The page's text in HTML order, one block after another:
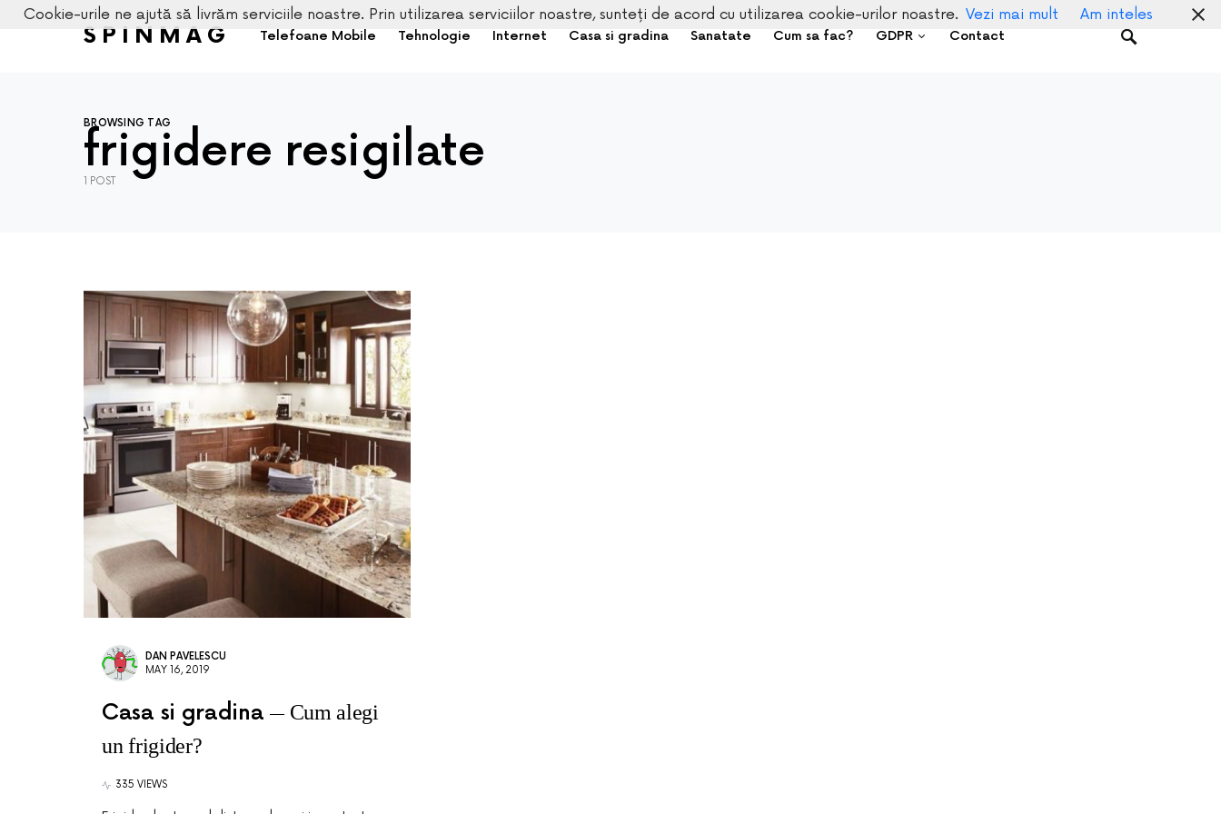
SPINMAG Telefoane Mobile Tehnologie Internet Casa si gradina Sanatate Cum sa fac? GDPR Contact
BROWSING TAG
frigidere resigilate
1 POST
DAN PAVELESCU
MAY 16, 2019
Casa si gradina
Cum alegi
un frigider?
335 VIEWS
Cookie-urile ne ajută să livrăm serviciile noastre. Prin utilizarea serviciilor noastre, sunteți de acord cu utilizarea cookie-urilor noastre. Vezi mai mult Am inteles